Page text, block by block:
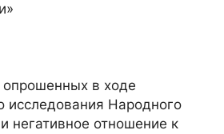
опрошенных в ходе
исследования Народного
негативное отношение к